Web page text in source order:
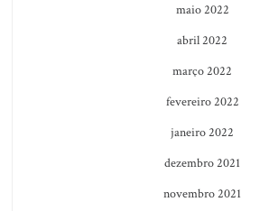
maio 2022
abril 2022
março 2022
fevereiro 2022
janeiro 2022
dezembro 2021
novembro 2021